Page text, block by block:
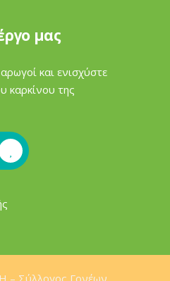
μας
και ενισχύστε
καρκίνου της
Σύλλογος Γονέων